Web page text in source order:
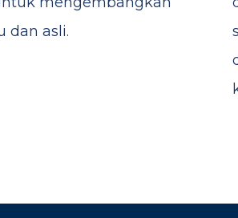
dan asli.